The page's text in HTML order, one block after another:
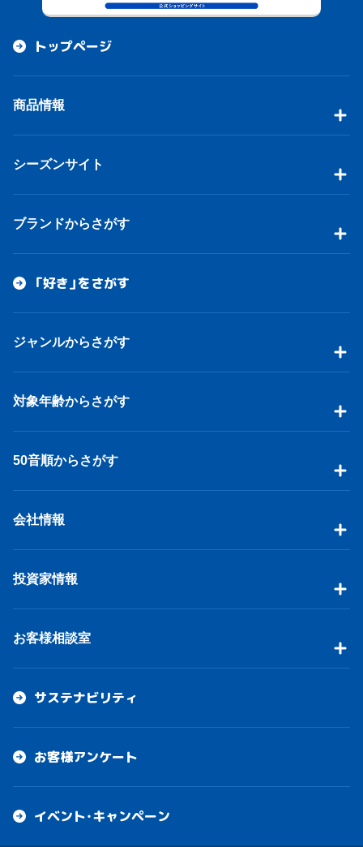
トップページ
商品情報
シーズンサイト
ブランドからさがす
「好き」をさがす
ジャンルからさがす
対象年齢からさがす
50音順からさがす
会社情報
投資家情報
お客様相談室
サステナビリティ
お客様アンケート
イベント・キャンペーン